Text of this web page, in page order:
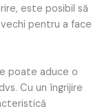
este posibil să
pentru a face
poate aduce o
Cu un îngrijire